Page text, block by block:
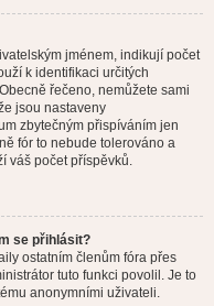
jménem, indikují počet
k identifikaci určitých
řečeno, nemůžete sami
jsou nastaveny
zbytečným přispíváním jen
fór to nebude tolerováno a
váš počet příspěvků.
se přihlásit?
ostatním členům fóra přes
tuto funkci povolil. Je to
anonymními uživateli.